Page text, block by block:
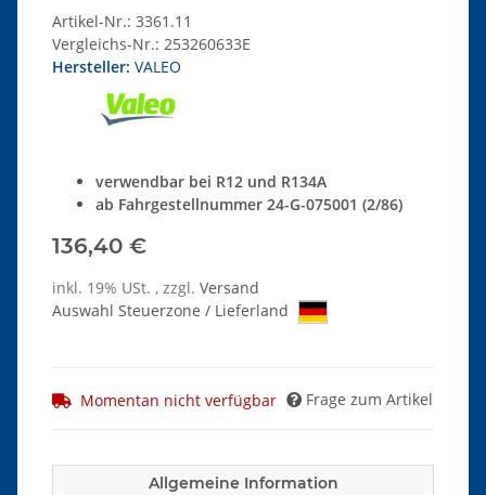
Artikel-Nr.: 3361.11
Vergleichs-Nr.: 253260633E
Hersteller: VALEO
verwendbar bei R12 und R134A
ab Fahrgestellnummer 24-G-075001 (2/86)
136,40 €
inkl. 19% USt. , zzgl. Versand
Auswahl Steuerzone / Lieferland
Momentan nicht verfügbar Frage zum Artikel
Allgemeine Information